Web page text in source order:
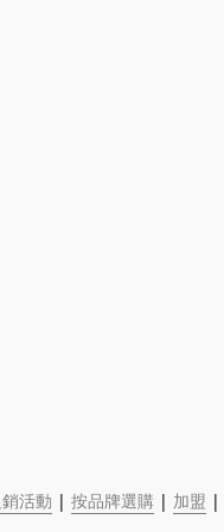
活動 | 按品牌選購 | 加盟 |